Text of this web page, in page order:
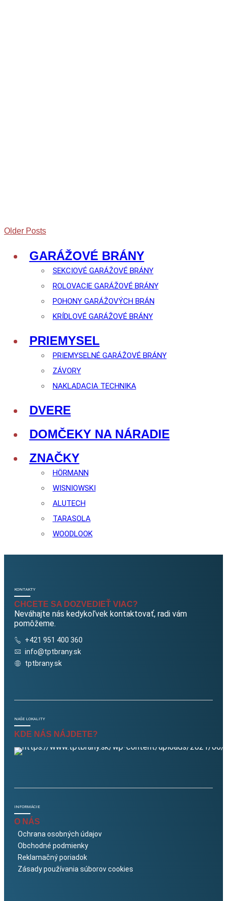
Older Posts
GARÁŽOVÉ BRÁNY
SEKCIOVÉ GARÁŽOVÉ BRÁNY
ROLOVACIE GARÁŽOVÉ BRÁNY
POHONY GARÁŽOVÝCH BRÁN
KRÍDLOVÉ GARÁŽOVÉ BRÁNY
PRIEMYSEL
PRIEMYSELNÉ GARÁŽOVÉ BRÁNY
ZÁVORY
NAKLADACIA TECHNIKA
DVERE
DOMČEKY NA NÁRADIE
ZNAČKY
HÖRMANN
WISNIOWSKI
ALUTECH
TARASOLA
WOODLOOK
KONTAKTY
CHCETE SA DOZVEDIEŤ VIAC?
Neváhajte nás kedykoľvek kontaktovať, radi vám
pomôžeme.
+421 951 400 360
info@tptbrany.sk
tptbrany.sk
NAŠE LOKALITY
KDE NÁS NÁJDETE?
INFORMÁCIE
O NÁS
Ochrana osobných údajov
Obchodné podmienky
Reklamačný poriadok
Zásady používania súborov cookies